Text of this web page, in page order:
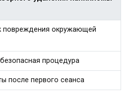
повреждения окружающей
процедура
после первого сеанса